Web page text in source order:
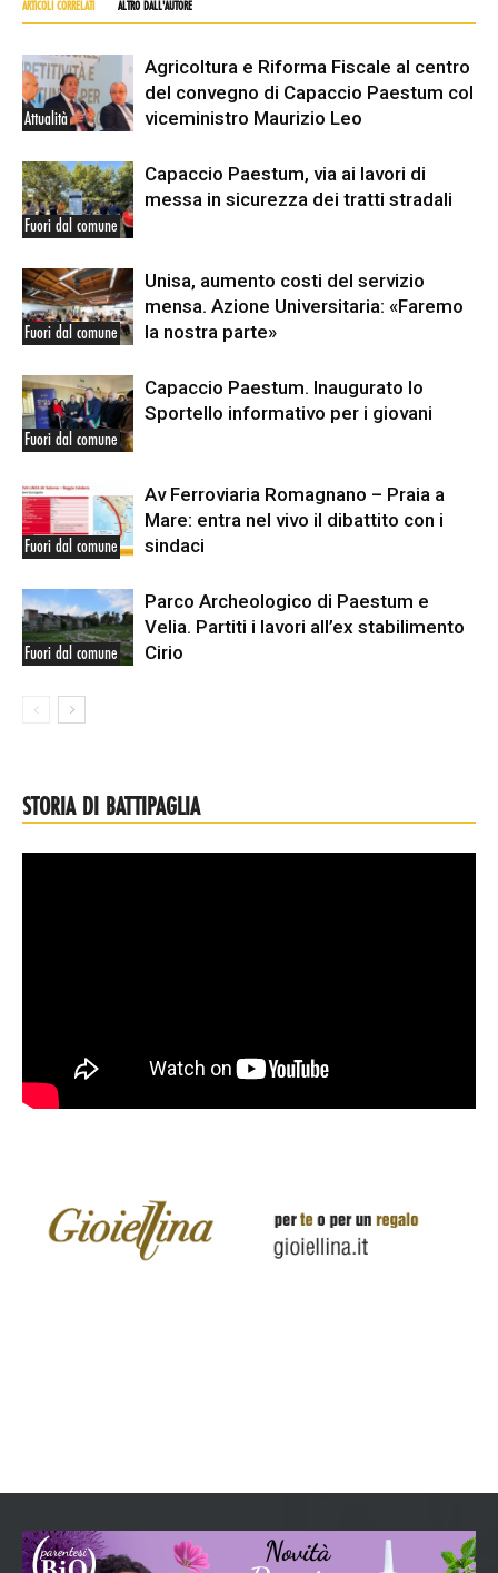
ARTICOLI CORRELATI ALTRO DALL'AUTORE
Attualità
Agricoltura e Riforma Fiscale al centro
del convegno di Capaccio Paestum col
viceministro Maurizio Leo
Fuori dal comune
Capaccio Paestum, via ai lavori di
messa in sicurezza dei tratti stradali
Fuori dal comune
Unisa, aumento costi del servizio
mensa. Azione Universitaria: «Faremo
la nostra parte»
Fuori dal comune
Capaccio Paestum. Inaugurato lo
Sportello informativo per i giovani
Fuori dal comune
Av Ferroviaria Romagnano – Praia a
Mare: entra nel vivo il dibattito con i
sindaci
Fuori dal comune
Parco Archeologico di Paestum e
Velia. Partiti i lavori all’ex stabilimento
Cirio
STORIA DI BATTIPAGLIA